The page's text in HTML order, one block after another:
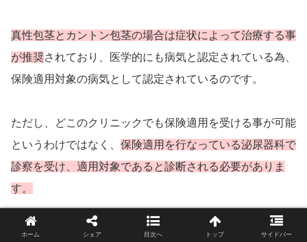
真性包茎とカントン包茎の場合は症状によって治療する事
が推奨されており、医学的にも病気と認定されている為、
保険適用対象の病気として認定されているのです。
ただし、どこのクリニックでも保険適用を受ける事が可能
というわけではなく、 保険適用を行なっている泌尿器科で
診察を受け、適用対象であると診断される必要がありま
す。
泌尿器科によっては自由診療しかしていない場合もある
ホーム シェア 目次へ トップ サイドバー